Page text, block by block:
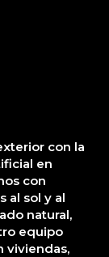
con la
en
con
al sol y al
natural,
equipo
viviendas,